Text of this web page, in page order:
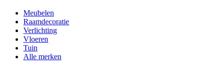
Meubelen
Raamdecoratie
Verlichting
Vloeren
Tuin
Alle merken